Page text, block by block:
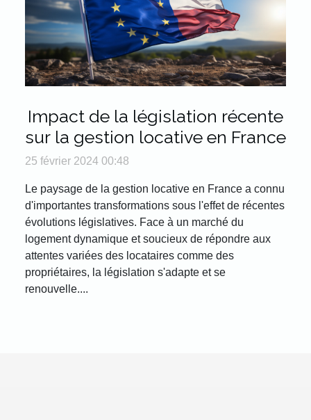
Impact de la législation récente
sur la gestion locative en France
25 février 2024 00:48
Le paysage de la gestion locative en France a connu
d'importantes transformations sous l'effet de récentes
évolutions législatives. Face à un marché du
logement dynamique et soucieux de répondre aux
attentes variées des locataires comme des
propriétaires, la législation s'adapte et se
renouvelle....